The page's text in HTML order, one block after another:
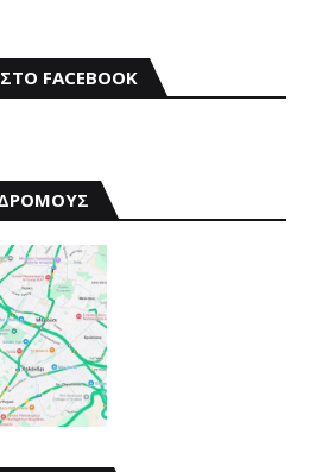
FACEBOOK
ΔΡΟΜΟΥΣ